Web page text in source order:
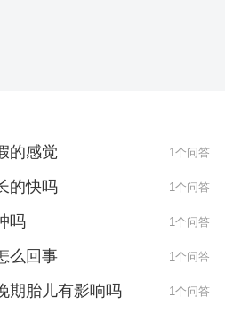
的感觉 1个问答
的快吗 1个问答
吗 1个问答
么回事 1个问答
期胎儿有影响吗 1个问答